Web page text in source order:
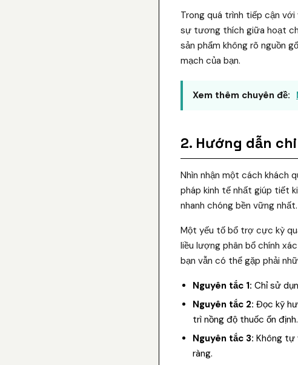
Trong quá trình tiếp cận
sự tương thích giữa hoạt
sản phẩm không rõ nguồn
mạch của bạn.
Xem thêm chuyên đề:
2. Hướng dẫn
Nhìn nhận một cách khách
pháp kinh tế nhất giúp tiết
nhanh chóng bền vững nhất.
Một yếu tố bổ trợ cực kỳ
liều lượng phân bổ chính
bạn vẫn có thể gặp phải
Nguyên tắc 1: Chỉ sử
Nguyên tắc 2: Đọc kỹ
trì nồng độ thuốc ổn định.
Nguyên tắc 3: Không tự
ràng.